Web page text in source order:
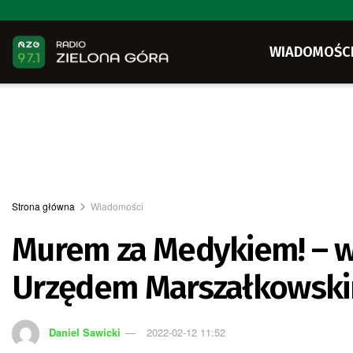
Strona główna Wiadomości
Murem za Medykiem! –
Urzędem
Daniel Sawicki 2022-02-12 11:52